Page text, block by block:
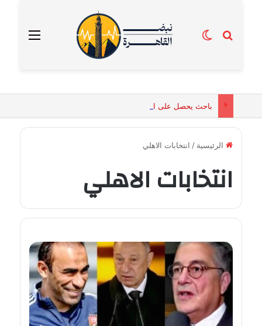
القائمة بحث عنالوضع المظلم
الرئيسية / انتخابات الاهلي
انتخابات الاهلي